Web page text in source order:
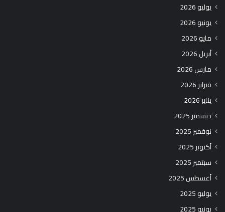
يوليو 2026
يونيو 2026
مايو 2026
أبريل 2026
مارس 2026
فبراير 2026
يناير 2026
ديسمبر 2025
نوفمبر 2025
أكتوبر 2025
سبتمبر 2025
أغسطس 2025
يوليو 2025
يونيو 2025